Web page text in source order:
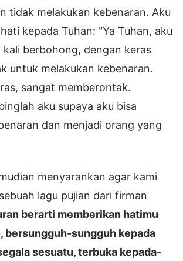
tidak melakukan kebenaran. Aku
kepada Tuhan: "Ya Tuhan, aku
berbohong, dengan keras
untuk melakukan kebenaran.
sangat memberontak.
aku supaya aku bisa
dan menjadi orang yang
menyarankan agar kami
lagu pujian dari firman
berarti memberikan hatimu
bersungguh-sungguh kepada
sesuatu, terbuka kepada-